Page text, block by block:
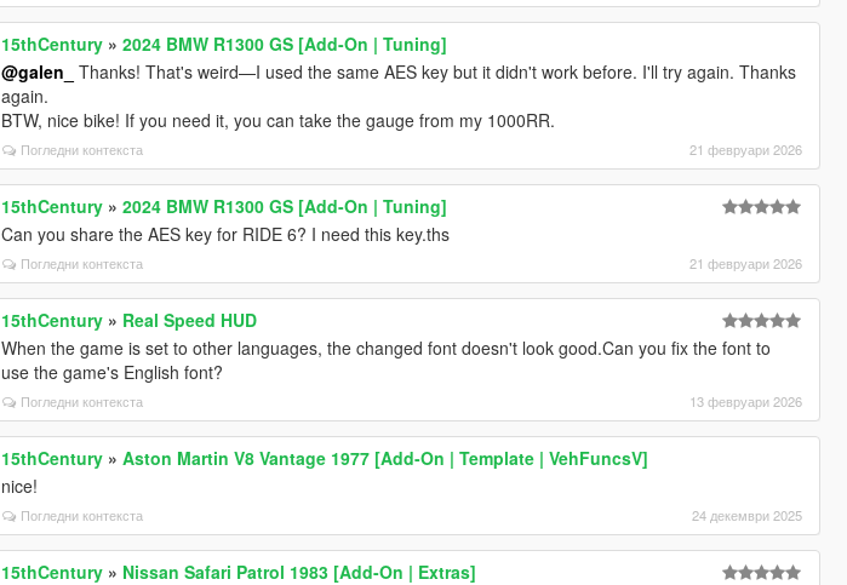
15thCentury »2024 BMW R1300 GS [Add-On | Tuning]
@galen_
Thanks! That's weird—I used the same AES key but it didn't work before. I'll try again. Thanks
again.
BTW, nice bike! If you need it, you can take the gauge from my 1000RR.
Погледни контекста 21 февруари 2026
15thCentury »2024 BMW R1300 GS [Add-On | Tuning]
Can you share the AES key for RIDE 6? I need this key.ths
Погледни контекста 21 февруари 2026
15thCentury » Real Speed HUD
When the game is set to other languages, the changed font doesn't look good.Can you fix the font to
use the game's English font?
Погледни контекста 13 февруари 2026
15thCentury »Aston Martin V8 Vantage 1977 [Add-On | Template | VehFuncsV]
nice!
Погледни контекста 24 декември 2025
15thCentury » Nissan Safari Patrol 1983 [Add-On | Extras]